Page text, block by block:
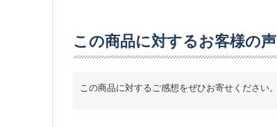
この商品に対するお客様の声
この商品に対するご感想をぜひお寄せください。